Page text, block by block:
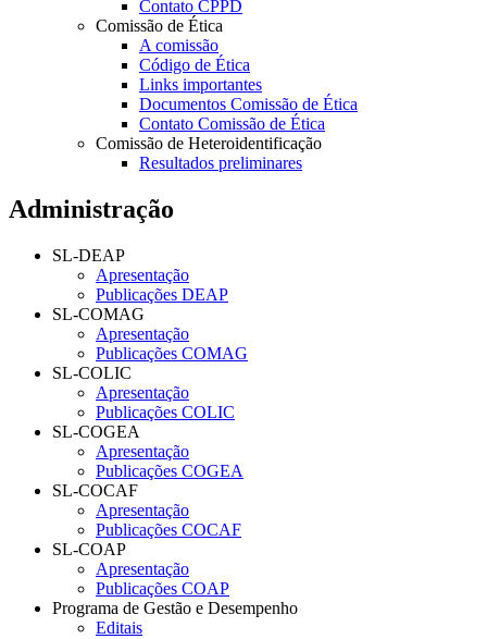
Contato CPPD
Comissão de Ética
A comissão
Código de Ética
Links importantes
Documentos Comissão de Ética
Contato Comissão de Ética
Comissão de Heteroidentificação
Resultados preliminares
Administração
SL-DEAP
Apresentação
Publicações DEAP
SL-COMAG
Apresentação
Publicações COMAG
SL-COLIC
Apresentação
Publicações COLIC
SL-COGEA
Apresentação
Publicações COGEA
SL-COCAF
Apresentação
Publicações COCAF
SL-COAP
Apresentação
Publicações COAP
Programa de Gestão e Desempenho
Editais